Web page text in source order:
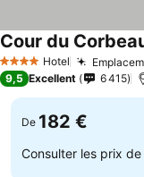
4 Étoiles Hotel
9,5 Excellent 6 415
De 182 €
Consulter les prix de